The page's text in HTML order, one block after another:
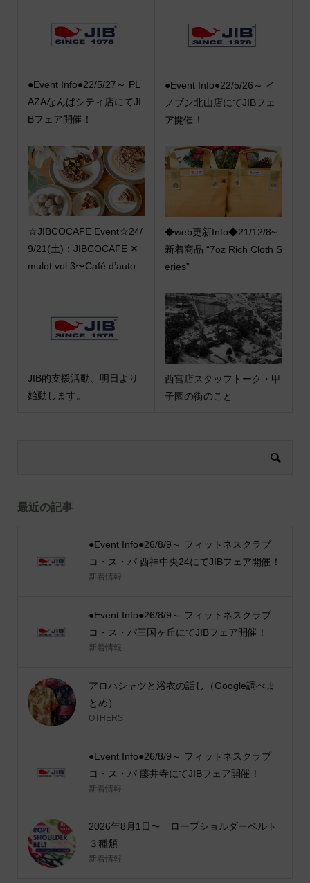
●Event Info●22/5/27～ PL
AZAなんばシティ店にてJI
Bフェア開催！
●Event Info●22/5/26～ イ
ノブン北山店にてJIBフェ
ア開催！
☆JIBCOCAFE Event☆24/
9/21(土)：JIBCOCAFE ✕
mulot vol.3〜Café d’auto...
◆web更新Info◆21/12/8~
新着商品 “7oz Rich Cloth S
eries”
JIB的支援活動、明日より
始動します。
西宮店スタッフトーク・甲
子園の街のこと
最近の記事
●Event Info●26/8/9～ フィットネスクラブ
コ・ス・パ 西神中央24にてJIBフェア開催！
新着情報
●Event Info●26/8/9～ フィットネスクラブ
コ・ス・パ三国ヶ丘にてJIBフェア開催！
新着情報
アロハシャツと浴衣の話し（Google調べま
とめ）
OTHERS
●Event Info●26/8/9～ フィットネスクラブ
コ・ス・パ 藤井寺にてJIBフェア開催！
新着情報
2026年8月1日〜 ロープショルダーベルト
３種類
新着情報